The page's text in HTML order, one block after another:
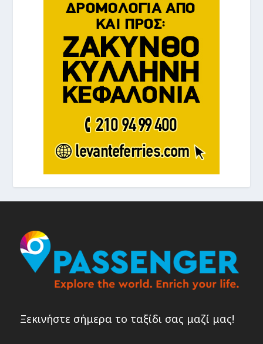
Ξεκινήστε σήμερα το ταξίδι σας μαζί μας!